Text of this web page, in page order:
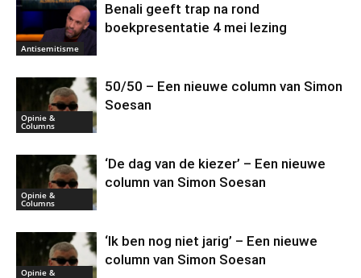
Antisemitisme
Benali geeft trap na rond
boekpresentatie 4 mei lezing
Opinie &
Columns
50/50 – Een nieuwe column van Simon
Soesan
Opinie &
Columns
‘De dag van de kiezer’ – Een nieuwe
column van Simon Soesan
Opinie &
‘Ik ben nog niet jarig’ – Een nieuwe
column van Simon Soesan